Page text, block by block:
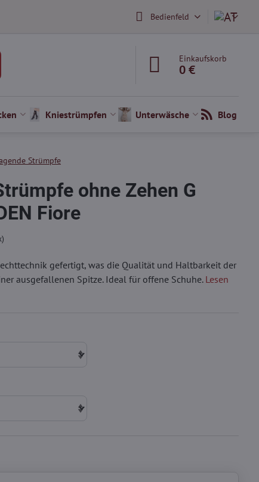
Bedienfeld
Einkaufskorb
0 €
Kniestrümpfen Unterwäsche Blog
Strümpfe
ohne Zehen G
Fiore
gefertigt, was die Qualität und Haltbarkeit der
ausgefallenen Spitze. Ideal für offene Schuhe. Lesen